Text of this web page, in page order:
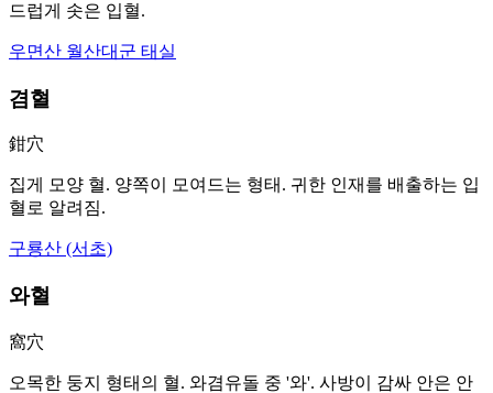
드럽게 솟은 입혈.
우면산 월산대군 태실
겸혈
鉗穴
집게 모양 혈. 양쪽이 모여드는 형태. 귀한 인재를 배출하는 입
혈로 알려짐.
구룡산 (서초)
와혈
窩穴
오목한 둥지 형태의 혈. 와겸유돌 중 '와'. 사방이 감싸 안은 안